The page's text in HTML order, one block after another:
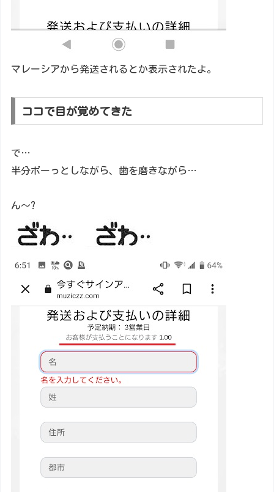
マレーシアから発送されるとか表示されたよ。
ココで目が覚めてきた
で…
半分ボーっとしながら、歯を磨きながら…
ん～?